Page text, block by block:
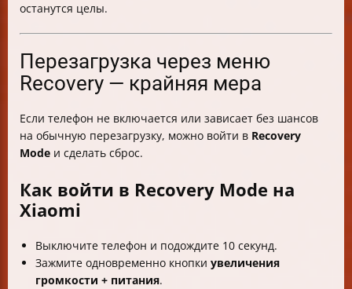
останутся целы.
Перезагрузка через меню
Recovery — крайняя мера
Если телефон не включается или зависает без шансов
на обычную перезагрузку, можно войти в Recovery
Mode и сделать сброс.
Как войти в Recovery Mode на
Xiaomi
Выключите телефон и подождите 10 секунд.
Зажмите одновременно кнопки увеличения
громкости + питания.